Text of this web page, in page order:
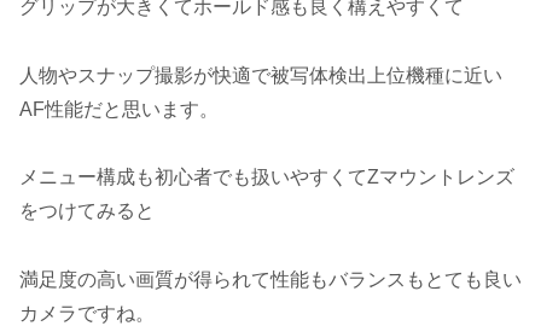
グリップが大きくてホールド感も良く構えやすくて
人物やスナップ撮影が快適で被写体検出上位機種に近い
AF性能だと思います。
メニュー構成も初心者でも扱いやすくてZマウントレンズ
をつけてみると
満足度の高い画質が得られて性能もバランスもとても良い
カメラですね。